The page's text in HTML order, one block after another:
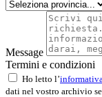
Message
Termini e condizioni
Ho letto l’
dati nel vostro archivio